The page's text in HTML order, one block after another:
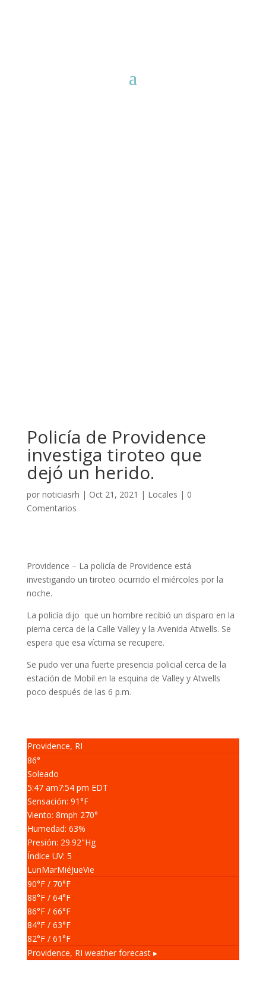
Policía de Providence
investiga tiroteo que
dejó un herido.
por noticiasrh | Oct 21, 2021 | Locales | 0
Comentarios
Providence – La policía de Providence está
investigando un tiroteo ocurrido el miércoles por la
noche.
La policía dijo que un hombre recibió un disparo en la
pierna cerca de la Calle Valley y la Avenida Atwells. Se
espera que esa víctima se recupere.
Se pudo ver una fuerte presencia policial cerca de la
estación de Mobil en la esquina de Valley y Atwells
poco después de las 6 p.m.
Providence, RI
86°
Soleado
5:47 am7:54 pm EDT
Sensación: 91°F
Viento: 8mph 270°
Humedad: 63%
Presión: 29.92"Hg
Índice UV: 5
LunMarMiéJueVie
90°F/ 70°F
88°F/ 64°F
86°F/ 66°F
84°F/ 63°F
82°F/ 61°F
Providence, RI weather forecast ▸